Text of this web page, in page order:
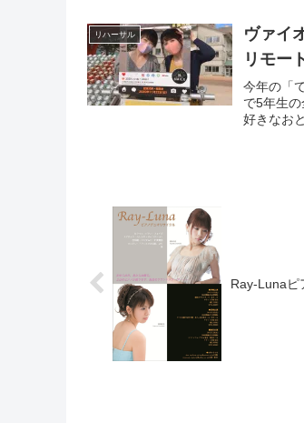
リハーサル
ヴァイ
リモー
今年の「
で5年生
好きなお
Ray-Lunaピ